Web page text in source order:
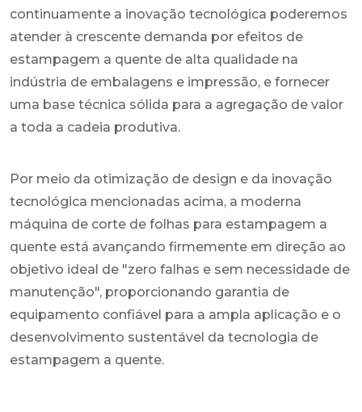
continuamente a inovação tecnológica poderemos
atender à crescente demanda por efeitos de
estampagem a quente de alta qualidade na
indústria de embalagens e impressão, e fornecer
uma base técnica sólida para a agregação de valor
a toda a cadeia produtiva.
Por meio da otimização de design e da inovação
tecnológica mencionadas acima, a moderna
máquina de corte de folhas para estampagem a
quente está avançando firmemente em direção ao
objetivo ideal de "zero falhas e sem necessidade de
manutenção", proporcionando garantia de
equipamento confiável para a ampla aplicação e o
desenvolvimento sustentável da tecnologia de
estampagem a quente.